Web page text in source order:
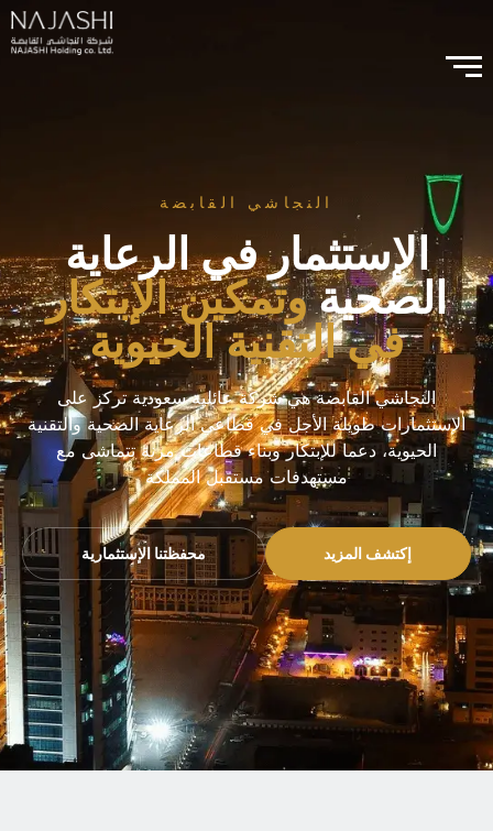
النجاشي القابضة
الإستثمار في الرعاية
الصحيةوتمكين الإبتكار
في التقنية الحيوية
النجاشي القابضة هي شركة عائلية سعودية تركز على
الإستثمارات طويلة الأجل في قطاعي الرعاية الصحية والتقنية
الحيوية، دعما للإبتكار وبناء قطاعات مرنة تتماشى مع
مستهدفات مستقبل المملكة
إكتشف المزيد محفظتنا الإستثمارية